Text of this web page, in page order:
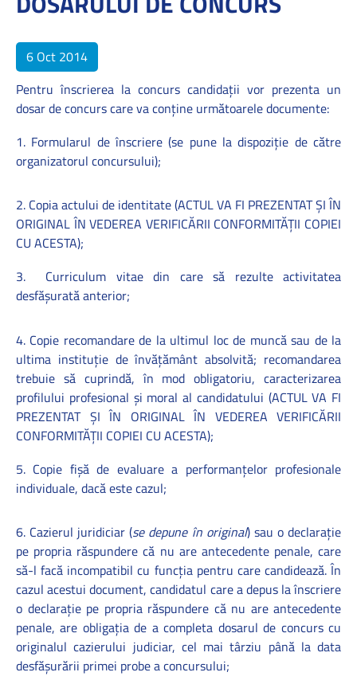
6 Oct 2014
Pentru înscrierea la concurs candidaţii vor prezenta un
dosar de concurs care va conţine următoarele documente:
1. Formularul de înscriere (se pune la dispoziţie de către
organizatorul concursului);
2. Copia actului de identitate (ACTUL VA FI PREZENTAT ŞI ÎN
ORIGINAL ÎN VEDEREA VERIFICĂRII CONFORMITĂŢII COPIEI
CU ACESTA);
3.
Curriculum vitae din care să rezulte activitatea
desfăşurată anterior;
4. Copie recomandare de la ultimul loc de muncă sau de la
ultima instituţie de învăţământ absolvită; recomandarea
trebuie să cuprindă, în mod obligatoriu, caracterizarea
profilului profesional şi moral al candidatului (ACTUL VA FI
PREZENTAT ŞI ÎN ORIGINAL ÎN VEDEREA VERIFICĂRII
CONFORMITĂŢII COPIEI CU ACESTA);
5. Copie fişă de evaluare a performanţelor profesionale
individuale, dacă este cazul;
6. Cazierul juridiciar (se depune în original) sau o declaraţie
pe propria răspundere că nu are antecedente penale, care
să-l facă incompatibil cu funcţia pentru care candidează. În
cazul acestui document, candidatul care a depus la înscriere
o declaraţie pe propria răspundere că nu are antecedente
penale, are obligaţia de a completa dosarul de concurs cu
originalul cazierului judiciar, cel mai târziu până la data
desfăşurării primei probe a concursului;